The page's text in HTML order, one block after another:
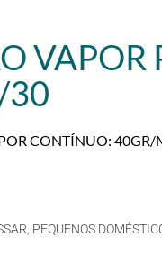
VAPOR
30
CONTÍNUO: 40GR/
PEQUENOS